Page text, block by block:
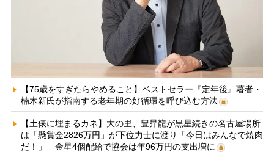
【75歳をすぎたらやめること】ベストセラー『定年後』著者・
楠木新氏が指南する老年期の好循環を呼び込む方法
【土俵に埋まるカネ】大の里、豊昇龍が黒星続きの名古屋場所
は「懸賞金2826万円」が下位力士に渡り「今日はみんなで焼肉
だ！」 金星4個配給で協会は年96万円の支出増に